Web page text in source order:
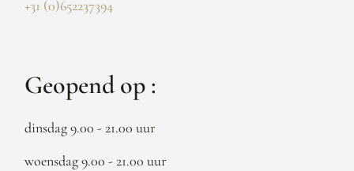
+31 (0)652237394
Geopend op :
dinsdag 9.00 - 21.00 uur
woensdag 9.00 - 21.00 uur